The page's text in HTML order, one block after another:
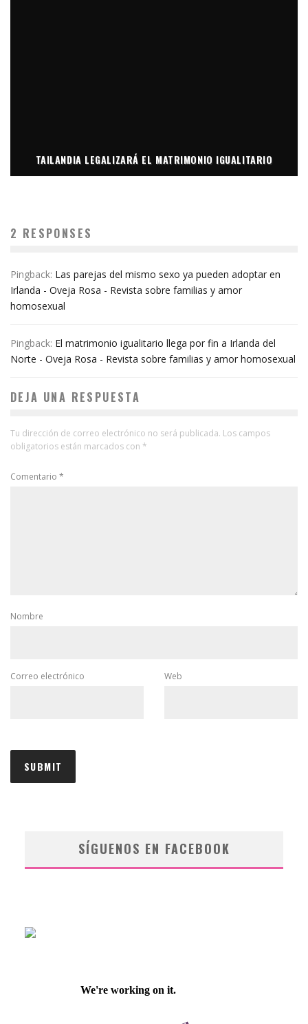
TAILANDIA LEGALIZARÁ EL MATRIMONIO IGUALITARIO
2 RESPONSES
Pingback: Las parejas del mismo sexo ya pueden adoptar en
Irlanda - Oveja Rosa - Revista sobre familias y amor
homosexual
Pingback: El matrimonio igualitario llega por fin a Irlanda del
Norte - Oveja Rosa - Revista sobre familias y amor homosexual
DEJA UNA RESPUESTA
Tu dirección de correo electrónico no será publicada. Los campos
obligatorios están marcados con *
Comentario *
Nombre
Correo electrónico Web
SÍGUENOS EN FACEBOOK